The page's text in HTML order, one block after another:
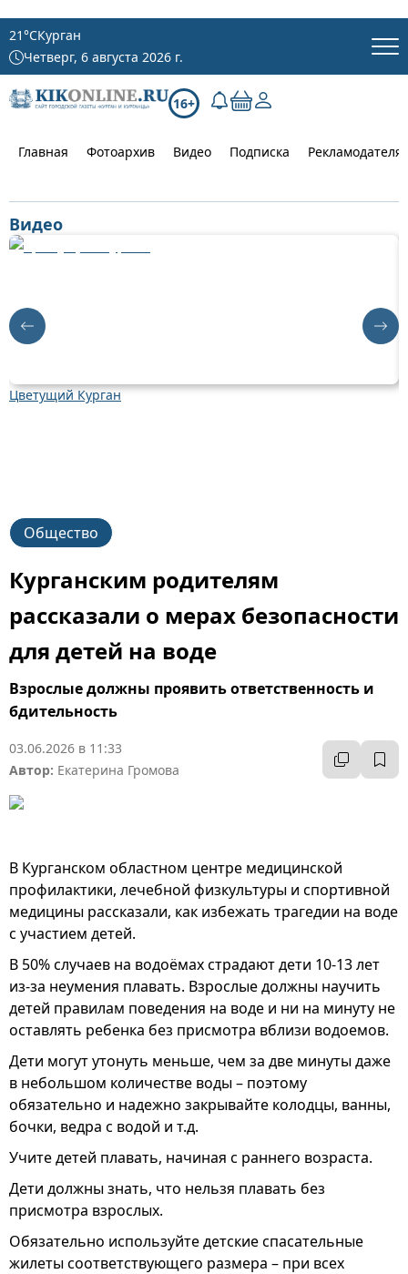
21°CКурган
Четверг, 6 августа 2026 г.
16+
Главная Фотоархив Видео Подписка
Видео
Цветущий Курган
Общество
Курганским родителям
рассказали о мерах безопасности
для детей на воде
Взрослые должны проявить ответственность и
бдительность
03.06.2026 в 11:33
Автор: Екатерина Громова
В Курганском областном центре медицинской
профилактики, лечебной физкультуры и спортивной
медицины рассказали, как избежать трагедии на воде
с участием детей.
В 50% случаев на водоёмах страдают дети 10-13 лет
из-за неумения плавать. Взрослые должны научить
детей правилам поведения на воде и ни на минуту не
оставлять ребенка без присмотра вблизи водоемов.
Дети могут утонуть меньше, чем за две минуты даже
в небольшом количестве воды – поэтому
обязательно и надежно закрывайте колодцы, ванны,
бочки, ведра с водой и т.д.
Учите детей плавать, начиная с раннего возраста.
Дети должны знать, что нельзя плавать без
присмотра взрослых.
Обязательно используйте детские спасательные
жилеты соответствующего размера – при всех